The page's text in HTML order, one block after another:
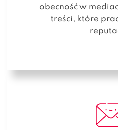
obecność w
treści, które